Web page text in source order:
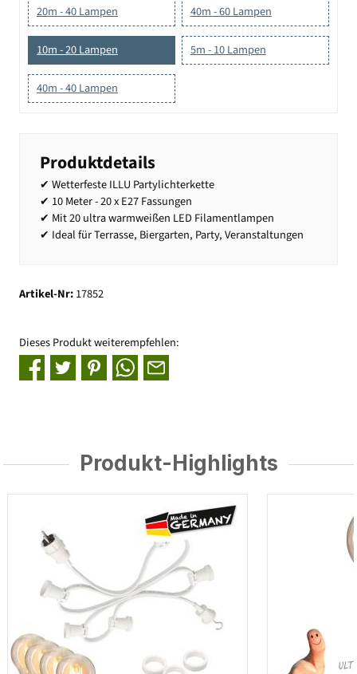
20m - 40 Lampen 40m - 60 Lampen
10m - 20 Lampen 5m - 10 Lampen
40m - 40 Lampen
Produktdetails
✔ Wetterfeste ILLU Partylichterkette
✔ 10 Meter - 20 x E27 Fassungen
✔ Mit 20 ultra warmweißen LED Filamentlampen
✔ Ideal für Terrasse, Biergarten, Party, Veranstaltungen
Artikel-Nr:17852
Dieses Produkt weiterempfehlen:
Produkt-Highlights